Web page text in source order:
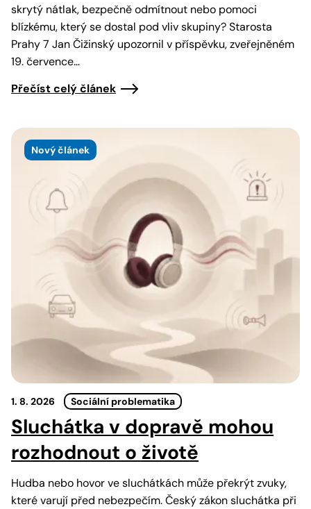
skrytý nátlak, bezpečně odmítnout nebo pomoci
blízkému, který se dostal pod vliv skupiny? Starosta
Prahy 7 Jan Čižinský upozornil v příspěvku, zveřejněném
19. července…
Přečíst celý článek
Nový článek
1. 8. 2026 Sociální problematika
Sluchátka v dopravě mohou
rozhodnout o životě
Hudba nebo hovor ve sluchátkách může překrýt zvuky,
které varují před nebezpečím. Český zákon sluchátka při